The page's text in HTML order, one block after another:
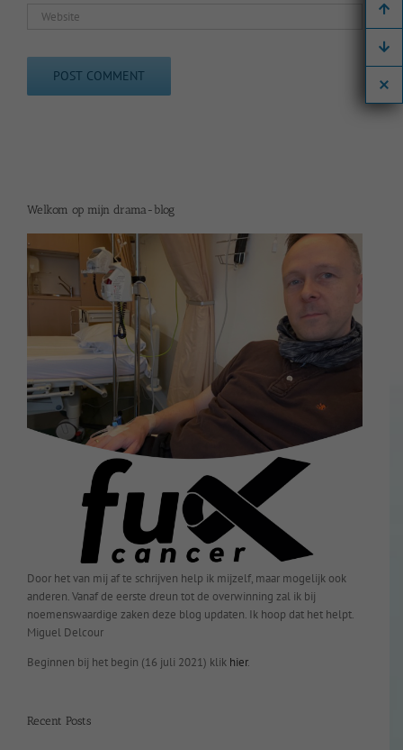
Welkom op mijn drama-blog
Door het van mij af te schrijven help ik mijzelf, maar mogelijk ook
anderen. Vanaf de eerste dreun tot de overwinning zal ik bij
noemenswaardige zaken deze blog updaten. Ik hoop dat het helpt.
Miguel Delcour
Beginnen bij het begin (16 juli 2021) klik hier.
Recent Posts